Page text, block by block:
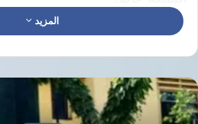
استهداف مباشر وتحديات
الحلف
أعلنت السلطات الرومانية عن
مسيرة روسية على مبنى سكني
المزيد